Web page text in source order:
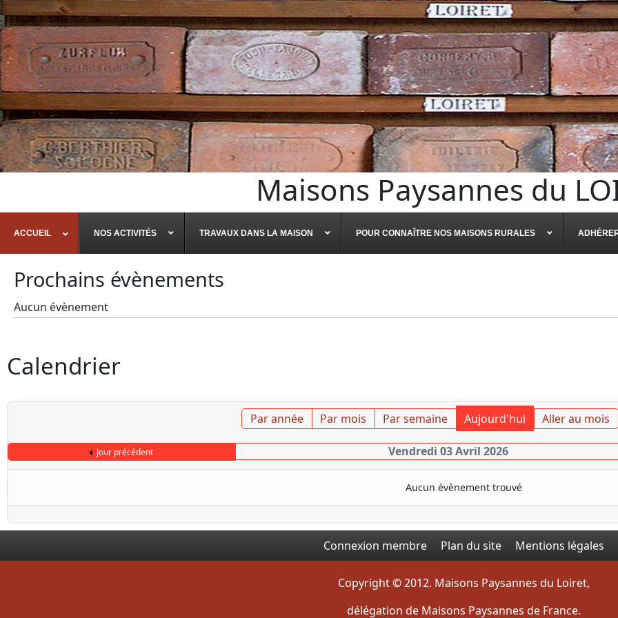
Maisons Paysannes du
ACCUEIL NOS ACTIVITÉS TRAVAUX DANS LA MAISON POUR CONNAÎTRE NOS MAISONS RURALES
Prochains évènements
Aucun évènement
Calendrier
Par année Par mois Par semaine Aujourd'hui Aller au mois
Jour précédent Vendredi 03 Avril 2026
Aucun évènement trouvé
Connexion membre Plan du site Mentions légales
Copyright © 2012. Maisons Paysannes du Loiret,
délégation de Maisons Paysannes de France.